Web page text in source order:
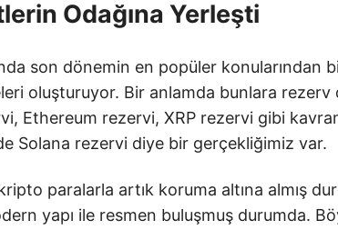
Odağına Yerleşti
son dönemin en popüler konularından
oluşturuyor. Bir anlamda bunlara rezerv
Ethereum rezervi, XRP rezervi gibi
Solana rezervi diye bir gerçekliğimiz var.
paralarla artık koruma altına almış
yapı ile resmen buluşmuş durumda.